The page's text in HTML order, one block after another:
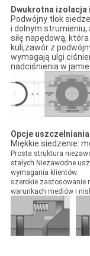
Dwukrotna izolacja
Podwójny tłok
i dolnym strumieniu,
siłę napędową,
kuli,zawór z
wymagają ulgi
nadciśnienia w jamie
Opcje uszczelniania
Miękkie siedzenie:
Prosta struktura
stałych Niezawodne
wymagania klientów
szerokie zastosowanie
warunkach mediów i